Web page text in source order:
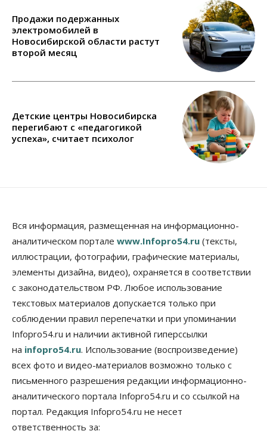
Продажи подержанных
электромобилей в
Новосибирской области растут
второй месяц
Детские центры Новосибирска
перегибают с «педагогикой
успеха», считает психолог
Вся информация, размещенная на информационно-
аналитическом портале www.Infopro54.ru (тексты,
иллюстрации, фотографии, графические материалы,
элементы дизайна, видео), охраняется в соответствии
с законодательством РФ. Любое использование
текстовых материалов допускается только при
соблюдении правил перепечатки и при упоминании
Infopro54.ru и наличии активной гиперссылки
на infopro54.ru. Использование (воспроизведение)
всех фото и видео-материалов возможно только с
письменного разрешения редакции информационно-
аналитического портала Infopro54.ru и со ссылкой на
портал. Редакция Infopro54.ru не несет
ответственность за: